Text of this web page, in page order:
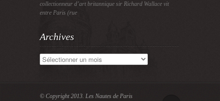
collectionneur d’art britannique sir Richard Wallace vit
entre Paris (rue
Archives
Archives
© Copyright 2013. Les Nautes de Paris